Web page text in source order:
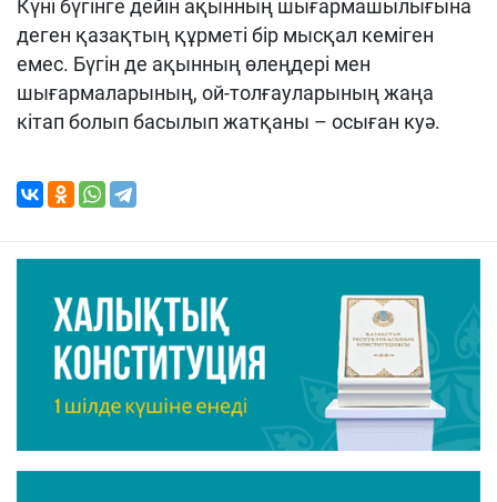
Күні бүгінге дейін ақынның шығармашылығына
деген қазақтың құрметі бір мысқал кеміген
емес. Бүгін де ақынның өлеңдері мен
шығармаларының, ой-толғауларының жаңа
кітап болып басылып жатқаны – осыған куә.